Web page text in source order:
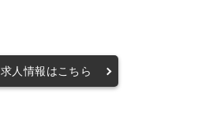
求人情報はこちら